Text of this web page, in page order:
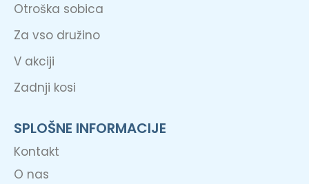
Otroška sobica
Za vso družino
V akciji
Zadnji kosi
SPLOŠNE INFORMACIJE
Kontakt
O nas